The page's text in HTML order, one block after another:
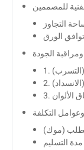
للمصممين
التجاوز
توافق الورق
الجودة
(التسرب)
الألوان
التكلفة
(موك)
مدة التسليم